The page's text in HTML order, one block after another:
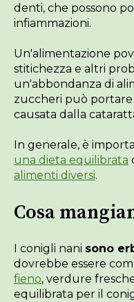
denti, che possono
infiammazioni.
Un'alimentazione
stitichezza e altri
un'abbondanza di
zuccheri può portare
causata dalla
In generale, è
una dieta equilibrata
alimenti diversi.
Cosa
I conigli nani sono
dovrebbe essere
fieno, verdure
equilibrata per il